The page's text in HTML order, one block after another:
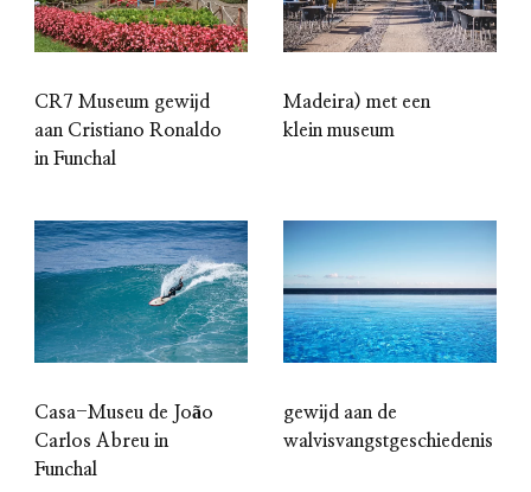
CR7 Museum gewijd
aan Cristiano Ronaldo
in Funchal
Madeira) met een
klein museum
Casa-Museu de João
Carlos Abreu in
Funchal
gewijd aan de
walvisvangstgeschiedenis